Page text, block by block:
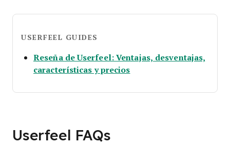
USERFEEL GUIDES
Reseña de Userfeel: Ventajas, desventajas,
características y preciosOpens new window
Userfeel FAQs